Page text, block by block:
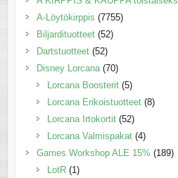
A-Löytökirppis (7755)
Biljardituotteet (52)
Dartstuotteet (52)
Disney Lorcana (70)
Lorcana Boosterit (5)
Lorcana Erikoistuotteet (8)
Lorcana Irtokortit (52)
Lorcana Valmispakat (4)
Games Workshop ALE 15% (189)
LotR (1)